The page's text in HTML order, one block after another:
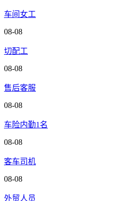
车间女工
08-08
切配工
08-08
售后客服
08-08
车险内勤1名
08-08
客车司机
08-08
外贸人员